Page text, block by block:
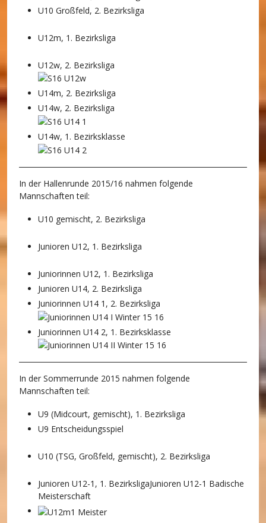
U10 Großfeld, 2. Bezirksliga
U12m, 1. Bezirksliga
U12w, 2. Bezirksliga
U14m, 2. Bezirksliga
U14w, 2. Bezirksliga
U14w, 1. Bezirksklasse
In der Hallenrunde 2015/16 nahmen folgende
Mannschaften teil:
U10 gemischt, 2. Bezirksliga
Junioren U12, 1. Bezirksliga
Juniorinnen U12, 1. Bezirksliga
Junioren U14, 2. Bezirksliga
Juniorinnen U14 1, 2. Bezirksliga
Juniorinnen U14 2, 1. Bezirksklasse
In der Sommerrunde 2015 nahmen folgende
Mannschaften teil:
U9 (Midcourt, gemischt), 1. Bezirksliga
U9 Entscheidungsspiel
U10 (TSG, Großfeld, gemischt), 2. Bezirksliga
Junioren U12-1, 1. BezirksligaJunioren U12-1 Badische
Meisterschaft